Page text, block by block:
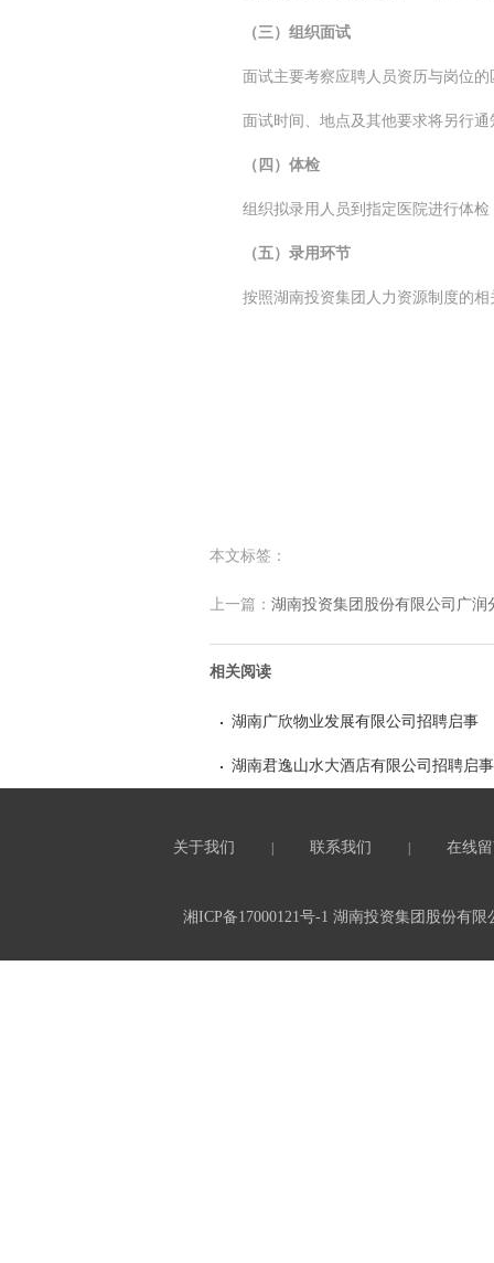
（三）组织面试
面试主要考察应聘人员资历与岗位的
面试时间、地点及其他要求将另行通
（四）体检
组织拟录用人员到指定医院进行体
（五）录用环节
按照湖南投资集团人力资源制度的
本文标签：
上一篇： 湖南投资集团股份有限公司广润
相关阅读
湖南广欣物业发展有限公司招聘启事
湖南君逸山水大酒店有限公司招聘启事
关于我们 联系我们 在线
湘ICP备17000121号-1 湖南投资集团股份有限